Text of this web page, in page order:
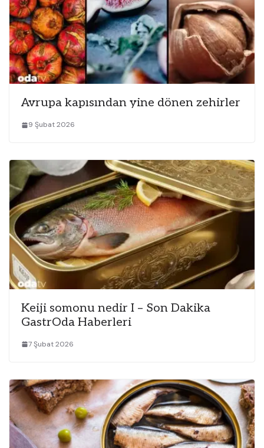
Avrupa kapısından yine dönen zehirler
9 Şubat 2026
Keiji somonu nedir I – Son Dakika
GastrOda Haberleri
7 Şubat 2026